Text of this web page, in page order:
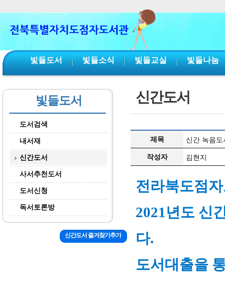
빛들도서 빛들소식 빛들교실 빛들나눔
빛들도서
도서검색
내서재
신간도서
사서추천도서
도서신청
독서토론방
신간도서
제목 신간 녹음
작성자 김현지
전라북도점
2021년도 신
다.
도서대출을
신간도서 즐겨찾기추가